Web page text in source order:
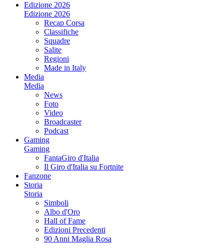
Edizione 2026
Edizione 2026
Recap Corsa
Classifiche
Squadre
Salite
Regioni
Made in Italy
Media
Media
News
Foto
Video
Broadcaster
Podcast
Gaming
Gaming
FantaGiro d'Italia
Il Giro d'Italia su Fortnite
Fanzone
Storia
Storia
Simboli
Albo d'Oro
Hall of Fame
Edizioni Precedenti
90 Anni Maglia Rosa